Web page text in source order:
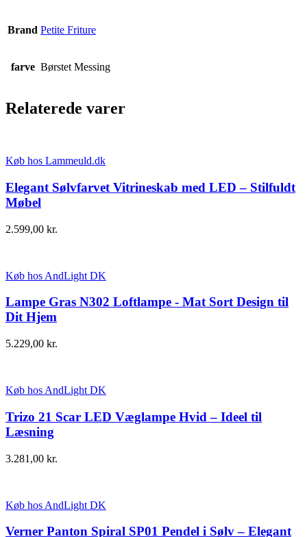
Brand Petite Friture
farve Børstet Messing
Relaterede varer
Køb hos Lammeuld.dk
Elegant Sølvfarvet Vitrineskab med LED – Stilfuldt
Møbel
2.599,00 kr.
Køb hos AndLight DK
Lampe Gras N302 Loftlampe - Mat Sort Design til
Dit Hjem
5.229,00 kr.
Køb hos AndLight DK
Trizo 21 Scar LED Væglampe Hvid – Ideel til
Læsning
3.281,00 kr.
Køb hos AndLight DK
Verner Panton Spiral SP01 Pendel i Sølv – Elegant